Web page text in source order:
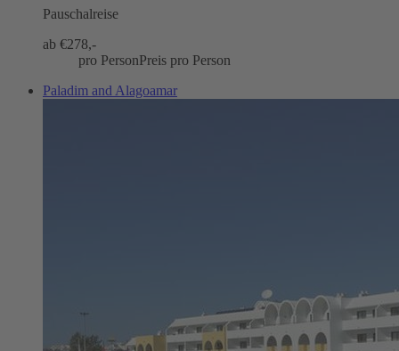
Pauschalreise
ab €278,-
pro PersonPreis pro Person
Paladim and Alagoamar